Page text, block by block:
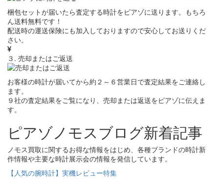
梱包セットが届いたら査定する時計をピアゾに送ります。もちろ
ん送料無料です！
配送時の運送保険にも加入しておりますので安心してお送りくだ
さい。
３. 売却またはご返送
お客様の時計が届いてから約２～６営業日で査定結果をご連絡し
ます。
９社の査定結果をご覧になり、売却または返送をピアゾに伝えま
す。
ピアゾノモスブログ新着記事
ノモス買取に関するお得な情報をはじめ、各種ブランドの時計新
作情報や主要な時計展示会の情報を発信しています。
【人気の腕時計】実機レビュー特集